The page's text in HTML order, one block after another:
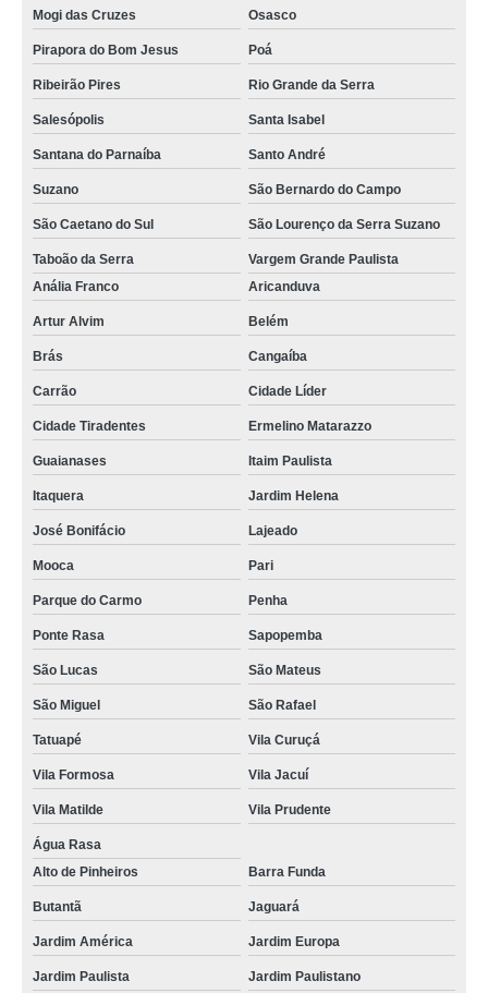
onde tem assistência da apple iphone Guarulhos
assistência técnica para iphone Belém
assistência iphone telefone Zona Oeste
assistências para iphone Jardim São Luís
assistência técnica iphone autorizada telefone Guaianases
contato de assistência celular iphone Vila Prudente
assistência para iphone telefone Vila Mascote
assistências do iphone Itaim Bibi
contato de assistência iphone Cajamar
assistência técnica iphone autorizada telefone Taboão da Serra
onde tem assistência para iphone Jaguará
onde tem assistência do iphone Barueri
assistência do iphone telefone Cidade Líder
assistências da apple iphone Aricanduva
assistência técnica em iphone telefone Poá
onde tem assistência técnica em iphone Barueri
assistências iphone São Paulo
onde tem assistência de iphone Água Rasa
contato de assistência de iphone Cidade Líder
contato de assistência para iphone Ermelino Matarazzo
assistências técnicas do iphone Agua Branca
assistência iphone Aricanduva
assistência da apple iphone Chácara Santo Antonio
assistências técnicas do iphone Vila Formosa
Mogi das Cruzes Osasco
Pirapora do Bom Jesus Poá
Ribeirão Pires Rio Grande da Serra
Salesópolis Santa Isabel
Santana do Parnaíba Santo André
Suzano São Bernardo do Campo
São Caetano do Sul São Lourenço da Serra Suzano
Taboão da Serra
Vargem Grande Paulista
Anália Franco
Aricanduva
Artur Alvim Belém
Brás Cangaíba
Carrão Cidade Líder
Cidade Tiradentes Ermelino Matarazzo
Guaianases Itaim Paulista
Itaquera Jardim Helena
José Bonifácio Lajeado
Mooca Pari
Parque do Carmo Penha
Ponte Rasa Sapopemba
São Lucas São Mateus
São Miguel São Rafael
Tatuapé Vila Curuçá
Vila Formosa Vila Jacuí
Vila Matilde Vila Prudente
Água Rasa
Alto de Pinheiros
Barra Funda
Butantã Jaguará
Jardim América Jardim Europa
Jardim Paulista Jardim Paulistano